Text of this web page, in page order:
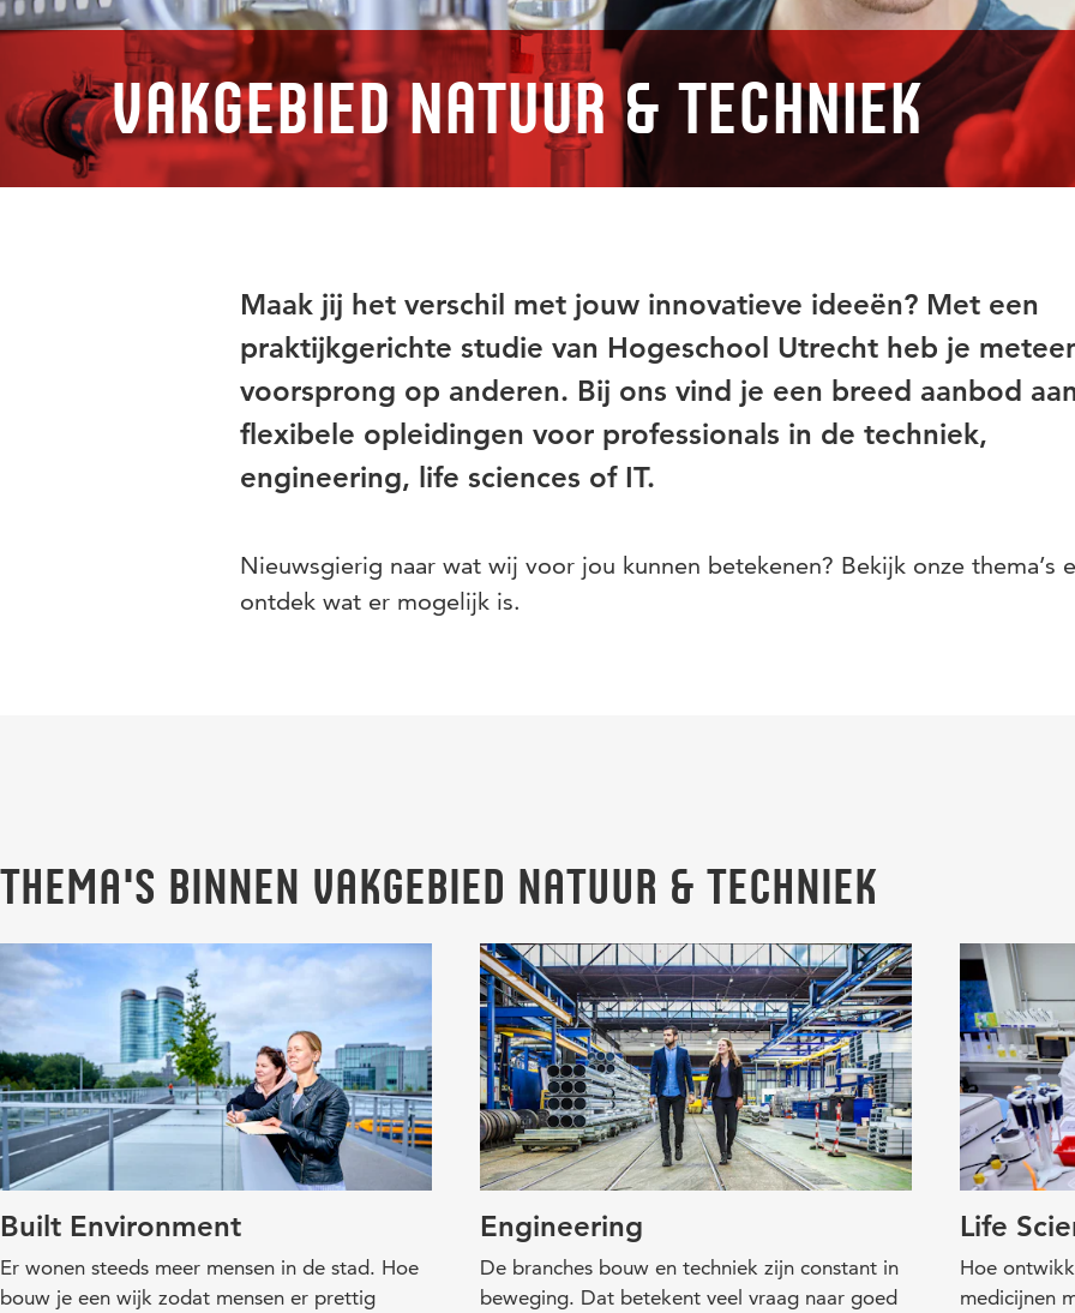
Vakgebied Natuur & Techniek
Maak jij het verschil met jouw innovatieve ideeën? Met een
praktijkgerichte studie van Hogeschool Utrecht heb je
voorsprong op anderen. Bij ons vind je een breed aanbod
flexibele opleidingen voor professionals in de techniek,
engineering, life sciences of IT.
Nieuwsgierig naar wat wij voor jou kunnen betekenen? Bekijk onze thema’s
ontdek wat er mogelijk is.
Thema's binnen Vakgebied Natuur & Techniek
Built Environment
Er wonen steeds meer mensen in de stad. Hoe
bouw je een wijk zodat mensen er prettig
Engineering
De branches bouw en techniek zijn constant in
beweging. Dat betekent veel vraag naar goed
Life
Hoe
medicijnen